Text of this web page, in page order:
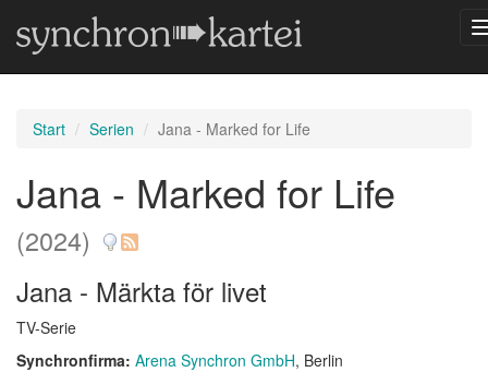
Start Serien Jana - Marked for Life
Jana - Marked for Life
(2024)
Jana - Märkta för livet
TV-Serie
Synchronfirma: Arena Synchron GmbH, Berlin